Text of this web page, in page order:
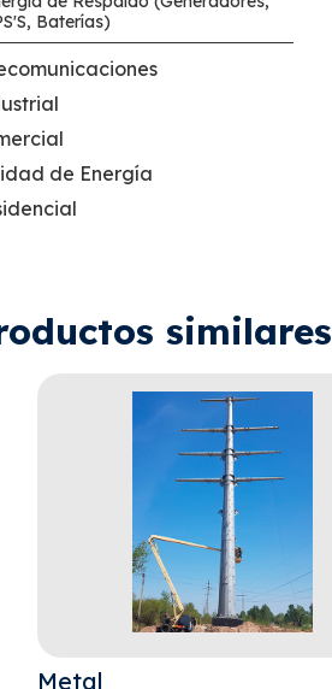
Baterías)
de Energía
similares
Metal